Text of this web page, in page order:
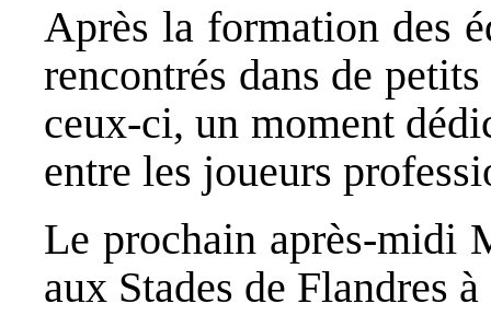
Après la formation des
rencontrés dans de
ceux-ci, un moment
entre les joueurs
Le prochain après-midi
aux Stades de Flandres